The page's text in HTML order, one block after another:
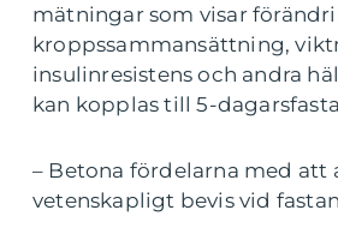
mätningar som visar
kroppssammansättning,
insulinresistens och andra
kan kopplas till 5-
– Betona fördelarna med att
vetenskapligt bevis vid